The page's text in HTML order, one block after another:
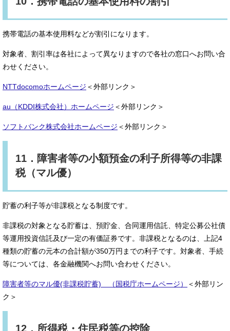
携帯電話の基本使用料などが割引になります。
対象者、割引率は各社によって異なりますので各社の窓口へお問い合
わせください。
NTTdocomoホームページ ＜外部リンク＞
au（KDDI株式会社）ホームページ ＜外部リンク＞
ソフトバンク株式会社ホームページ ＜外部リンク＞
11．障害者等の小額預金の利子所得等の非課
税（マル優）
貯蓄の利子等が非課税となる制度です。
非課税の対象となる貯蓄は、預貯金、合同運用信託、特定公募公社債
等運用投資信託及び一定の有価証券です。非課税となるのは、上記4
種類の貯蓄の元本の合計額が350万円までの利子です。対象者、手続
等については、各金融機関へお問い合わせください。
障害者等のマル優(非課税貯蓄) （国税庁ホームページ）
＜外部リン
ク＞
12．所得税・住民税等の控除